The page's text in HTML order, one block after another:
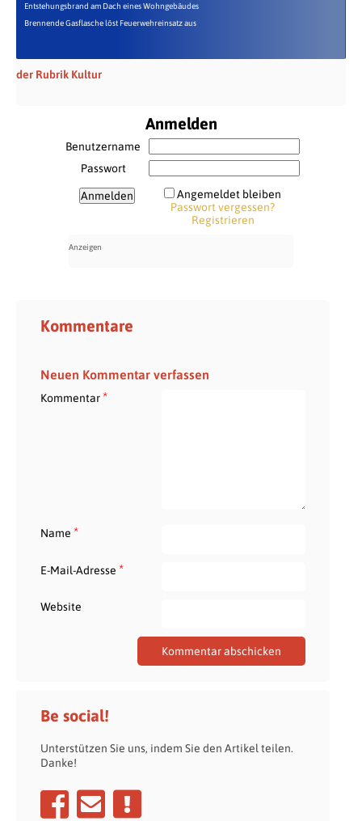
Entstehungsbrand am Dach eines Wohngebäudes
Brennende Gasflasche löst Feuerwehreinsatz aus
der Rubrik Kultur
Anmelden
Benutzername
Passwort
Angemeldet bleiben
Passwort vergessen?
Registrieren
Kommentare
Neuen Kommentar verfassen
Kommentar*
Name *
E-Mail-Adresse *
Website
Be social!
Unterstützen Sie uns, indem Sie den Artikel teilen.
Danke!